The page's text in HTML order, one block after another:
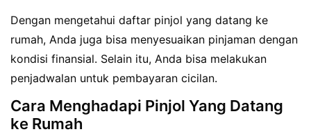
Dengan mengetahui daftar pinjol yang datang ke
rumah, Anda juga bisa menyesuaikan pinjaman dengan
kondisi finansial. Selain itu, Anda bisa melakukan
penjadwalan untuk pembayaran cicilan.
Cara Menghadapi Pinjol Yang Datang
ke Rumah